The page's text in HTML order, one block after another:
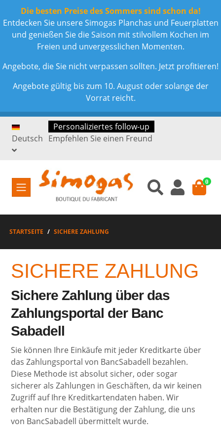
Die besten Preise des Sommers sind schon da!
Entdecken Sie unsere Simogas Planchas und Feuerplatten
und genießen Sie die Saison mit stilvollem Kochen im
Freien und unvergesslichen Momenten.
Angebote, die Sie nicht verpassen sollten. Jetzt profitieren!
Angebote gültig bis zum 10. August oder solange der
Vorrat reicht.
Deutsch
Personaliziertes follow-up
Empfehlen Sie einen Freund
0
STARTSEITE SICHERE ZAHLUNG
SICHERE ZAHLUNG
Sichere Zahlung über das
Zahlungsportal der Banc
Sabadell
Sie können Ihre Einkäufe mit jeder Kreditkarte über
das Zahlungsportal von BancSabadell bezahlen.
Diese Methode ist absolut sicher, oder sogar
sicherer als Zahlungen in Geschäften, da wir keinen
Zugriff auf Ihre Kreditkartendaten haben. Wir
erhalten nur die Bestätigung der Zahlung, die uns
von BancSabadell übermittelt wurde.